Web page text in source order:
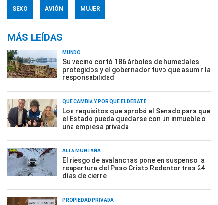
SEXO AVIÓN MUJER
MÁS LEÍDAS
MUNDO
Su vecino cortó 186 árboles de humedales
protegidos y el gobernador tuvo que asumir la
responsabilidad
QUÉ CAMBIA Y POR QUÉ EL DEBATE
Los requisitos que aprobó el Senado para que
el Estado pueda quedarse con un inmueble o
una empresa privada
ALTA MONTAÑA
El riesgo de avalanchas pone en suspenso la
reapertura del Paso Cristo Redentor tras 24
días de cierre
PROPIEDAD PRIVADA